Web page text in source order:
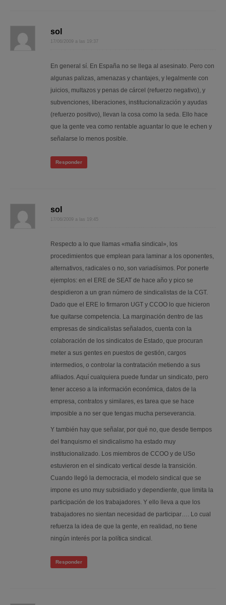
sol
17/06/2009 a las 19:37
En general sí. En España no se llega al asesinato. Pero con
algunas palizas, amenazas y chantajes, y legalmente con
juicios, multazos y penas de cárcel (refuerzo negativo), y
subvenciones, liberaciones, institucionalización y ayudas
(refuerzo positivo), llevan la cosa como la seda. Ello hace
que la gente vea como rentable aguantar lo que le echen y
señalarse lo menos posible.
Responder
sol
17/06/2009 a las 19:45
Respecto a lo que llamas «mafia sindical», los
procedimientos que emplean para laminar a los oponentes,
alternativos, radicales o no, son variadísimos. Por ponerte
ejemplos: en el ERE de SEAT de hace año y pico se
despidieron a un gran número de sindicalistas de la CGT.
Dado que el ERE lo firmaron UGT y CCOO lo que hicieron
fue quitarse competencia. La marginación dentro de las
empresas de sindicalistas señalados, cuenta con la
colaboración de los sindicatos de Estado, que procuran
meter a sus gentes en puestos de gestión, cargos
intermedios, o controlar la contratación metiendo a sus
afiliados. Aquí cualquiera puede fundar un sindicato, pero
tener acceso a la información económica, datos de la
empresa, contratos y similares, es tarea que se hace
imposible a no ser que tengas mucha perseverancia.
Y también hay que señalar, por qué no, que desde tiempos
del franquismo el sindicalismo ha estado muy
institucionalizado. Los miembros de CCOO y de USo
estuvieron en el sindicato vertical desde la transición.
Cuando llegó la democracia, el modelo sindical que se
impone es uno muy subsidiado y dependiente, que limita la
participación de los trabajadores. Y ello lleva a que los
trabajadores no sientan necesidad de participar…. Lo cual
refuerza la idea de que la gente, en realidad, no tiene
ningún interés por la política sindical.
Responder